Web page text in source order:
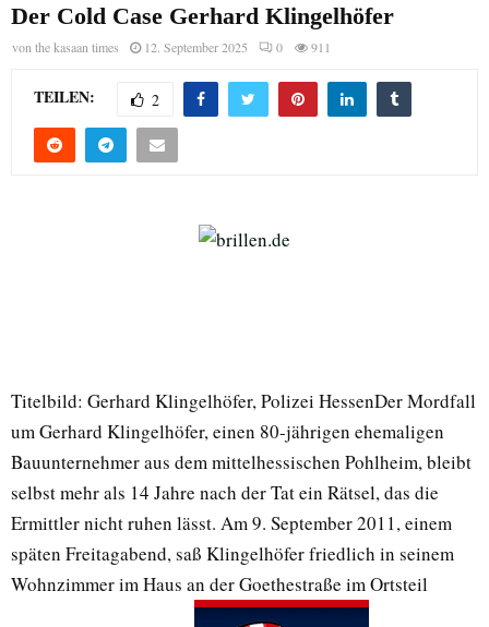
Der Cold Case Gerhard Klingelhöfer
von the kasaan times 12. September 2025 0 911
TEILEN: 2
Titelbild: Gerhard Klingelhöfer, Polizei HessenDer Mordfall
um Gerhard Klingelhöfer, einen 80-jährigen ehemaligen
Bauunternehmer aus dem mittelhessischen Pohlheim, bleibt
selbst mehr als 14 Jahre nach der Tat ein Rätsel, das die
Ermittler nicht ruhen lässt. Am 9. September 2011, einem
späten Freitagabend, saß Klingelhöfer friedlich in seinem
Wohnzimmer im Haus an der Goethestraße im Ortsteil